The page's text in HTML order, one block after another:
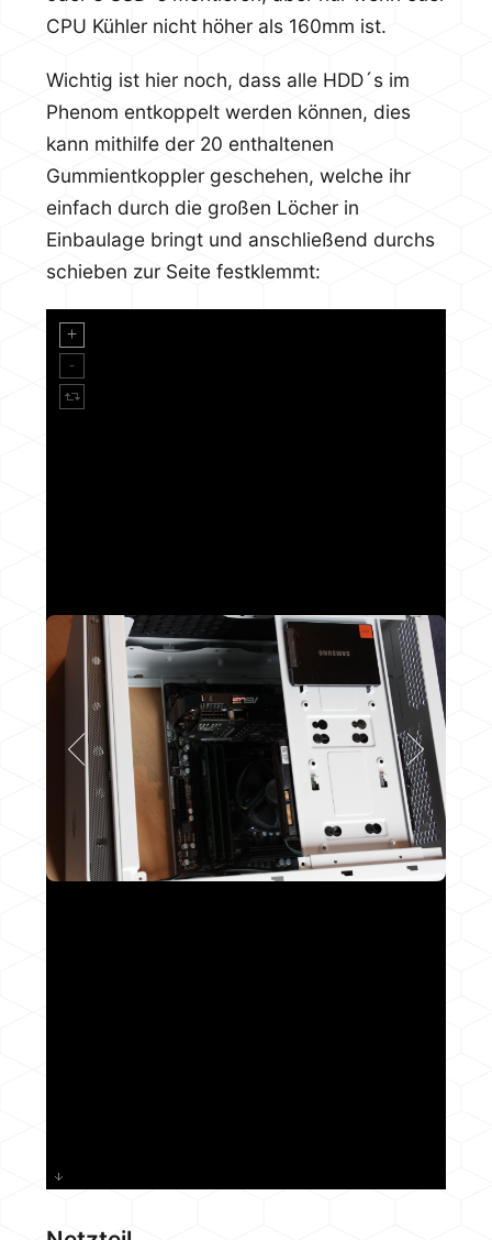
CPU Kühler nicht höher als 160mm ist.
Wichtig ist hier noch, dass alle HDD´s im
Phenom entkoppelt werden können, dies
kann mithilfe der 20 enthaltenen
Gummientkoppler geschehen, welche ihr
einfach durch die großen Löcher in
Einbaulage bringt und anschließend durchs
schieben zur Seite festklemmt: